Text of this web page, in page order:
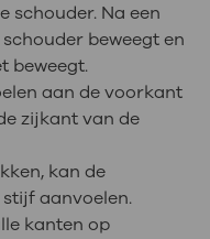
schouder. Na een
beweegt en
beweegt.
aan de voorkant
zijkant van de
kan de
aanvoelen.
kanten op